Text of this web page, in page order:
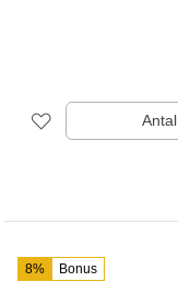
Antal
8% Bonus